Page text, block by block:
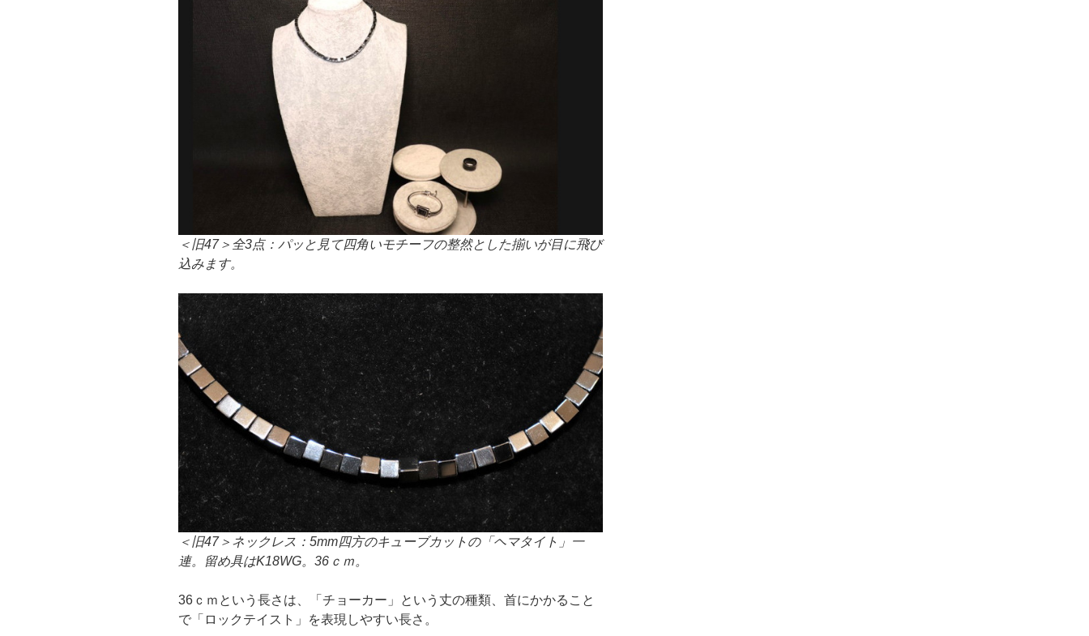
＜旧47＞全3点：パッと見て四角いモチーフの整然とした揃いが目に飛び
込みます。
＜旧47＞ネックレス：5mm四方のキューブカットの「ヘマタイト」一
連。留め具はK18WG。36ｃｍ。
36ｃｍという長さは、「チョーカー」という丈の種類、首にかかること
で「ロックテイスト」を表現しやすい長さ。